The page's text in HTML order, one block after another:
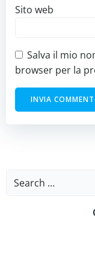
Sito web
Salva il mio
browser per la
Search